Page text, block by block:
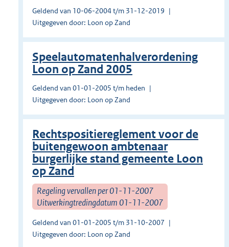
Geldend van 10-06-2004 t/m 31-12-2019
Uitgegeven door: Loon op Zand
Speelautomatenhalverordening
Loon op Zand 2005
Geldend van 01-01-2005 t/m heden
Uitgegeven door: Loon op Zand
Rechtspositiereglement voor de
buitengewoon ambtenaar
burgerlijke stand gemeente Loon
op Zand
Regeling vervallen per 01-11-2007
Uitwerkingtredingdatum 01-11-2007
Geldend van 01-01-2005 t/m 31-10-2007
Uitgegeven door: Loon op Zand